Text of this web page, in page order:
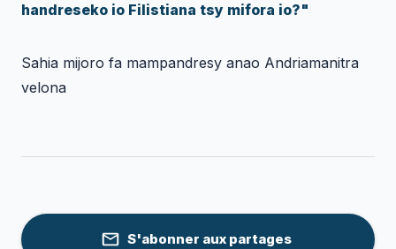
handreseko io Filistiana tsy mifora io?"
Sahia mijoro fa mampandresy anao Andriamanitra
velona
S'abonner aux partages